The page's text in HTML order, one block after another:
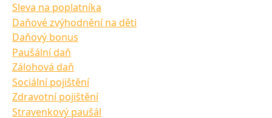
Sleva na poplatníka
Daňové zvýhodnění na děti
Daňový bonus
Paušální daň
Zálohová daň
Sociální pojištění
Zdravotní pojištění
Stravenkový paušál